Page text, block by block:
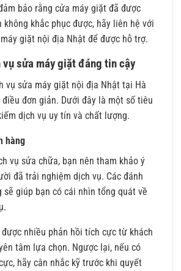
bảo rằng cửa máy giặt đã được
không khắc phục được, hãy liên hệ với
giặt nội địa Nhật để được hỗ trợ.
vụ sửa máy giặt đáng tin cậy
vụ sửa máy giặt nội địa Nhật tại Hà
đơn giản. Dưới đây là một số tiêu
dịch vụ uy tín và chất lượng.
hàng
vụ sửa chữa, bạn nên tham khảo ý
đã trải nghiệm dịch vụ. Các đánh
sẽ giúp bạn có cái nhìn tổng quát về
nhiều phản hồi tích cực từ khách
tâm lựa chọn. Ngược lại, nếu có
hãy cân nhắc kỹ trước khi quyết